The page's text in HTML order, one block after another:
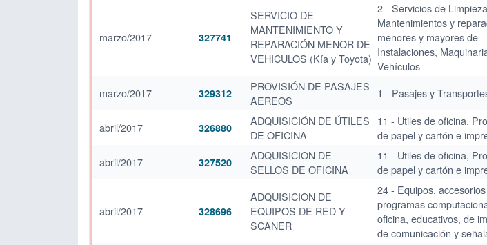
marzo/2017 327741
SERVICIO DE
MANTENIMIENTO Y
REPARACIÓN MENOR DE
VEHICULOS (Kía y Toyota)
2 - Servicios de
Mantenimientos y
menores y mayores de
Instalaciones,
Vehículos
marzo/2017 329312
PROVISIÓN DE PASAJES
AEREOS
1 - Pasajes y
abril/2017 326880
ADQUISICIÓN DE ÚTILES
DE OFICINA
11 - Utiles de oficina,
de papel y cartón e
abril/2017 327520
ADQUISICION DE
SELLOS DE OFICINA
11 - Utiles de oficina,
de papel y cartón e
abril/2017 328696
ADQUISICION DE
EQUIPOS DE RED Y
SCANER
24 - Equipos,
programas
oficina, educativos, de
de comunicación y